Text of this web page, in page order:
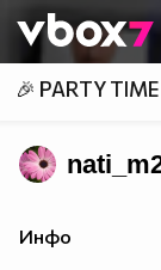
👾
🎉 PARTY TIME
Инфо